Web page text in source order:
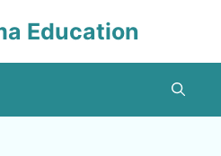
Education